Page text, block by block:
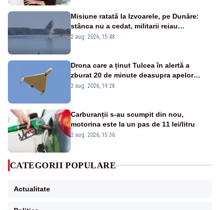
Misiune ratată la Izvoarele, pe Dunăre:
stânca nu a cedat, militarii reiau
detonările luni – VIDEO
2 aug. 2026, 15:48
Drona care a ținut Tulcea în alertă a
zburat 20 de minute deasupra apelor
României. Au fost ridicate două F-16
2 aug. 2026, 19:28
Carburanții s-au scumpit din nou,
motorina este la un pas de 11 lei/litru
2 aug. 2026, 15:36
CATEGORII POPULARE
Actualitate